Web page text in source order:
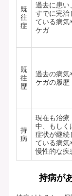
既
往
症
過去に患い、
すでに完治
ている病気
ケガ
既
往
歴
過去の病気
ケガの履歴
持
病
現在も治療
中、もしく
症状が継続
ている病気
慢性的な疾
持病が